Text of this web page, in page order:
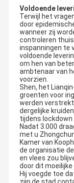
Uitlaat Gas
De elektrische
De Maat van
Auto Digitale
De Maat van
digitale t/min-
De
brandstof
Voldoende
Terwijl het
door
wanneer zij
controleren
inspanningen te
voldoende
om hen van
ambtenaar van
voorzien.
Shen, het
groenten voor
werden
dergelijke
tijdens
Nadat 3.000
met u
Kamer van
de organisatie
en vlees zou
door dit moeilijke
Hij voegde toe